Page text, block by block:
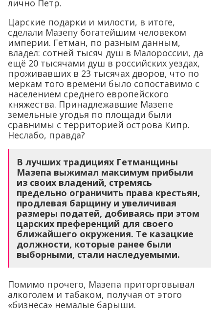
лично Петр.
Царские подарки и милости, в итоге,
сделали Мазепу богатейшим человеком
империи. Гетман, по разным данным,
владел: сотней тысяч душ в Малороссии, да
ещё 20 тысячами душ в российских уездах,
проживавших в 23 тысячах дворов, что по
меркам того времени было сопоставимо с
населением среднего европейского
княжества. Принадлежавшие Мазепе
земельные угодья по площади были
сравнимы с территорией острова Кипр.
Неслабо, правда?
В лучших традициях Гетманщины
Мазепа выжимал максимум прибыли
из своих владений, стремясь
предельно ограничить права крестьян,
продлевая барщину и увеличивая
размеры податей, добиваясь при этом
царских преференций для своего
ближайшего окружения. Те казацкие
должности, которые ранее были
выборными, стали наследуемыми.
Помимо прочего, Мазепа приторговывал
алкоголем и табаком, получая от этого
«бизнеса» немалые барыши.